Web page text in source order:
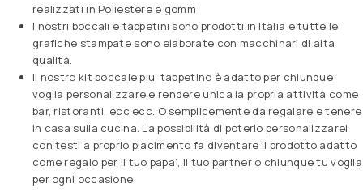
realizzati in Poliestere e gomm
I nostri boccali e tappetini sono prodotti in Italia e tutte le
grafiche stampate sono elaborate con macchinari di alta
qualità.
Il nostro kit boccale piu’ tappetino è adatto per chiunque
voglia personalizzare e rendere unica la propria attività come
bar, ristoranti, ecc ecc. O semplicemente da regalare e tenere
in casa sulla cucina. La possibilità di poterlo personalizzarei
con testi a proprio piacimento fa diventare il prodotto adatto
come regalo per il tuo papa’, il tuo partner o chiunque tu voglia
per ogni occasione